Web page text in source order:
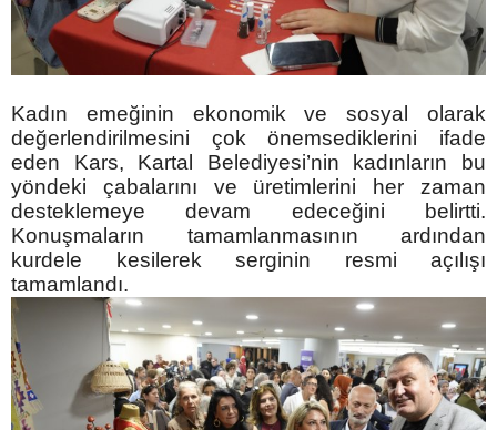
Kadın emeğinin ekonomik ve sosyal olarak
değerlendirilmesini çok önemsediklerini ifade
eden Kars, Kartal Belediyesi’nin kadınların bu
yöndeki çabalarını ve üretimlerini her zaman
desteklemeye devam edeceğini belirtti.
Konuşmaların tamamlanmasının ardından
kurdele kesilerek serginin resmi açılışı
tamamlandı.